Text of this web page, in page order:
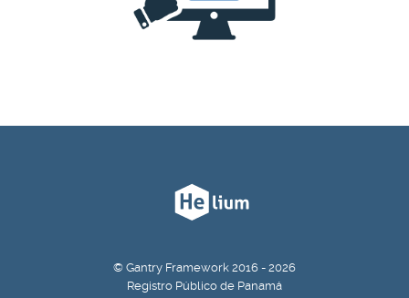
© Gantry Framework 2016 - 2026
Registro Público de Panamá